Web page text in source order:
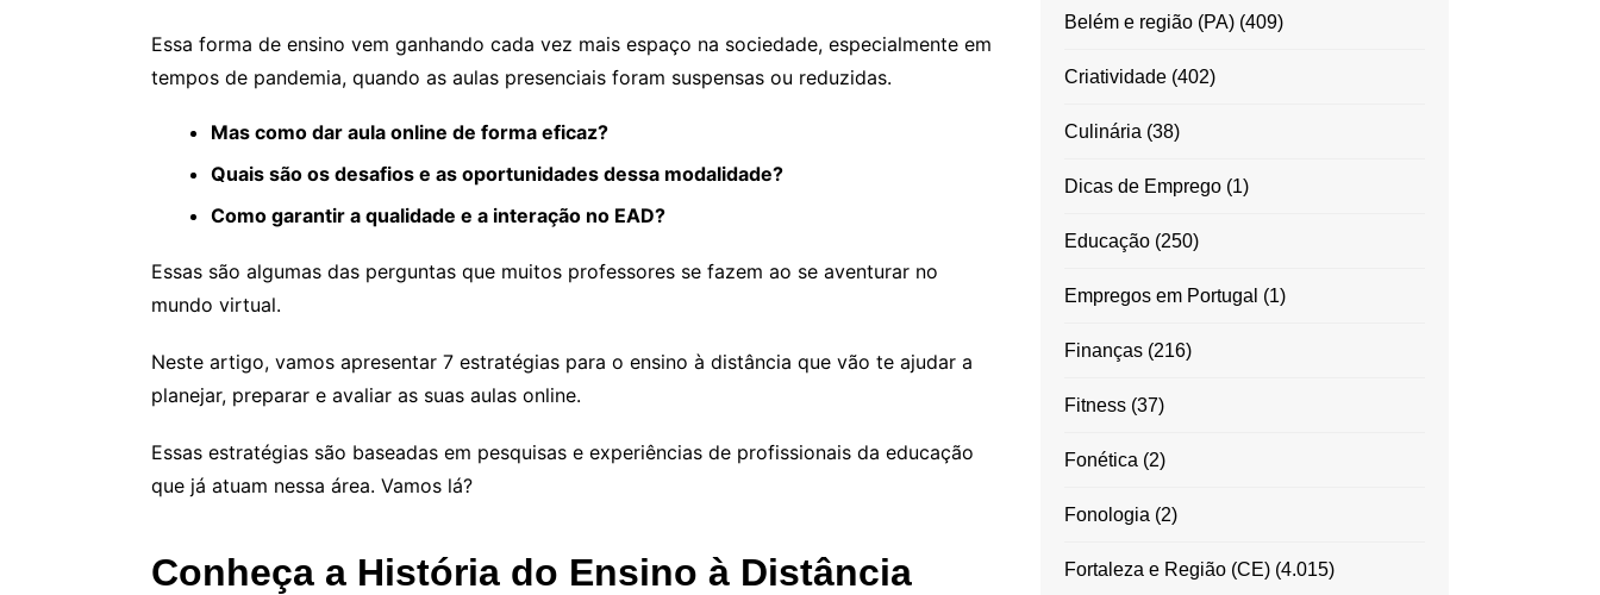
Essa forma de ensino vem ganhando cada vez mais espaço na sociedade, especialmente em
tempos de pandemia, quando as aulas presenciais foram suspensas ou reduzidas.
Mas como dar aula online de forma eficaz?
Quais são os desafios e as oportunidades dessa modalidade?
Como garantir a qualidade e a interação no EAD?
Essas são algumas das perguntas que muitos professores se fazem ao se aventurar no
mundo virtual.
Neste artigo, vamos apresentar 7 estratégias para o ensino à distância que vão te ajudar a
planejar, preparar e avaliar as suas aulas online.
Essas estratégias são baseadas em pesquisas e experiências de profissionais da educação
que já atuam nessa área. Vamos lá?
Conheça a História do Ensino à Distância
Belém e região (PA)(409)
Criatividade(402)
Culinária (38)
Dicas de Emprego(1)
Educação(250)
Empregos em Portugal (1)
Finanças(216)
Fitness(37)
Fonética (2)
Fonologia (2)
Fortaleza e Região (CE)(4.015)